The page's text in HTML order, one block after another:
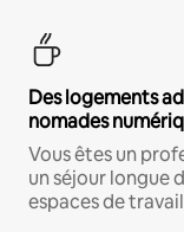
Des logements
nomades
Vous êtes un
un séjour longue
espaces de